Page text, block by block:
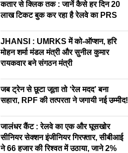
कतार से क्लिक तक : जानें कैसे हर दिन 20
लाख टिकट बुक कर रहा है रेलवे का PRS
JHANSI : UMRKS में को-ऑप्शन, हरि
मोहन शर्मा मंडल मंत्री और सुनील कुमार
रायकवार बने संगठन मंत्री
जब ट्रेन से छूटा जूता तो ‘रेल मदद’ बना
सहारा, RPF की तत्परता ने जगायी नई उम्मीद!
जालंधर कैंट : रेलवे का एक और घूसखोर
सीनियर सेक्शन इंजीनियर गिरफ्तार, सीबीआई
ने 66 हजार की रिश्वत में उठाया, जाने 2%